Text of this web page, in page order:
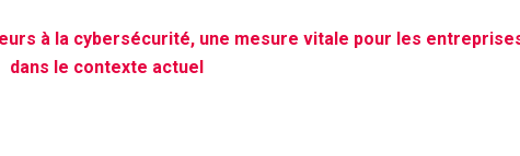
à la cybersécurité, une mesure vitale pour les
dans le contexte actuel